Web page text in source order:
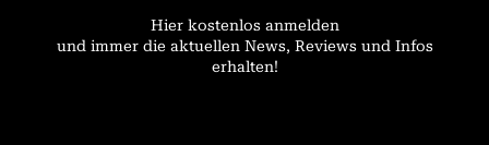
Hier kostenlos anmelden
und immer die aktuellen News, Reviews und Infos
erhalten!